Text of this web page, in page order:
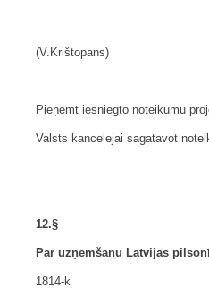
(V.Krištopans)
Pieņemt iesniegto noteikumu
Valsts kancelejai sagatavot
12.§
Par uzņemšanu Latvijas
1814-k